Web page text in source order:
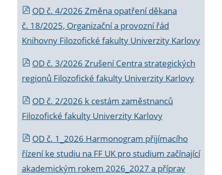
OD č. 4/2026 Změna opatření děkana
č. 18/2025, Organizační a provozní řád
Knihovny Filozofické fakulty Univerzity Karlovy
OD č. 3/2026 Zrušení Centra strategických
regionů Filozofické fakulty Univerzity Karlovy
OD č. 2/2026 k cestám zaměstnanců
Filozofické fakulty Univerzity Karlovy
OD č. 1_2026 Harmonogram přijímacího
řízení ke studiu na FF UK pro studium začínající
akademickým rokem 2026_2027 a příprav